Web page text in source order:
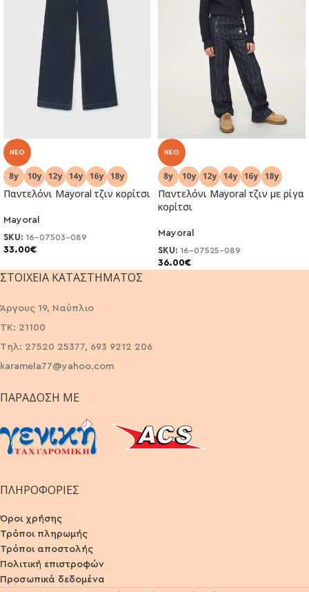
NEO
Παντελόνι Μayoral τζιν κορίτσι
Mayoral
SKU: 16-07503-089
33.00€
NEO
Παντελόνι Μayoral τζιν με ρίγα
κορίτσι
Mayoral
SKU: 16-07525-089
36.00€
ΣΤΟΙΧΕΊΑ ΚΑΤΑΣΤΉΜΑΤΟΣ
Άργους 19, Ναύπλιο
ΤΚ: 21100
Τηλ: 27520 25377, 693 9212 206
karamela77@yahoo.com
ΠΑΡΆΔΟΣΗ ΜΕ
ΠΛΗΡΟΦΟΡΙΕΣ
Όροι χρήσης
Τρόποι πληρωμής
Τρόποι αποστολής
Πολιτική επιστροφών
Προσωπικά δεδομένα